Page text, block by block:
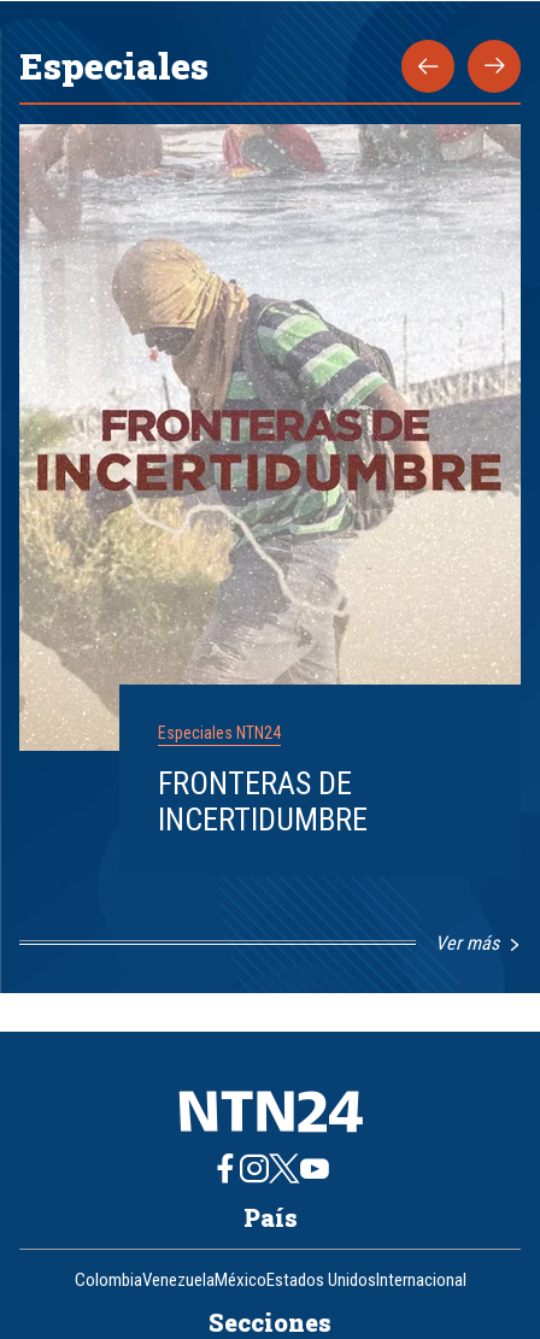
Especiales
Especiales NTN24
FRONTERAS DE
INCERTIDUMBRE
Ver más
8
País
ColombiaVenezuelaMéxicoEstados UnidosInternacional
Secciones